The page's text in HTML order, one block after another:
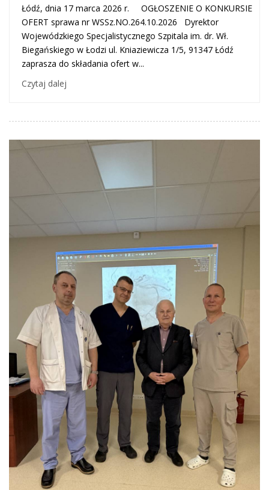
Łódź, dnia 17 marca 2026 r. OGŁOSZENIE O KONKURSIE
OFERT sprawa nr WSSz.NO.264.10.2026 Dyrektor
Wojewódzkiego Specjalistycznego Szpitala im. dr. Wł.
Biegańskiego w Łodzi ul. Kniaziewicza 1/5, 91347 Łódź
zaprasza do składania ofert w...
Czytaj dalej